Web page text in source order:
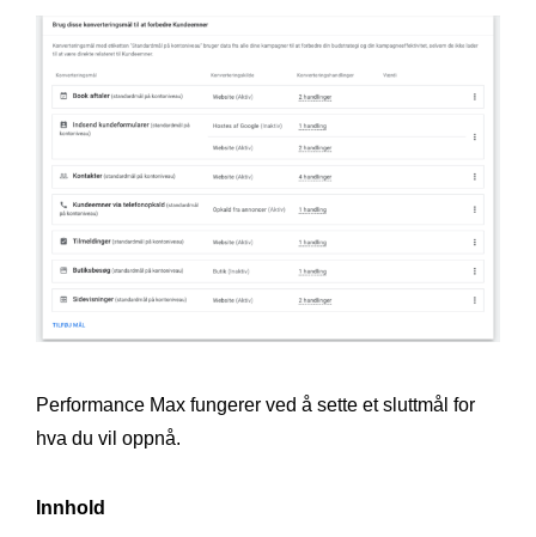
Performance Max fungerer ved å sette et sluttmål for
hva du vil oppnå.
Innhold